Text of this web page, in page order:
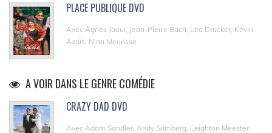
PLACE PUBLIQUE DVD
Avec Agnès Jaoui, Jean-Pierre Bacri, Léa Drucker, Kévin
Azaïs, Nina Meurisse
A VOIR DANS LE GENRE COMÉDIE
CRAZY DAD DVD
Avec Adam Sandler, Andy Samberg, Leighton Meester,